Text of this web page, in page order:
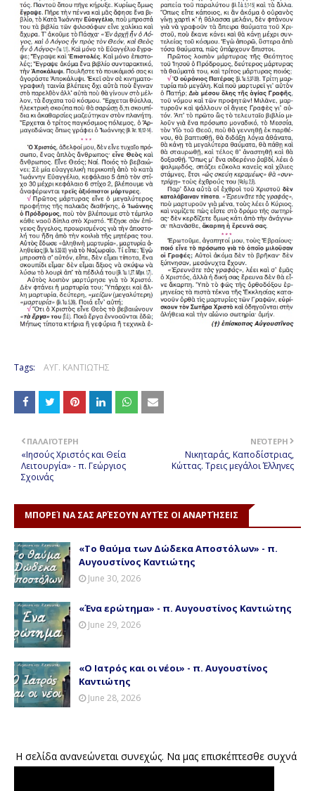
Tags: ΑΥΓ. ΚΑΝΤΙΩΤΗΣ
ΝΕΌΤΕΡΗ
Νικηταράς, Καποδίστριας,
Κώττας. Τρεις μεγάλοι Έλληνες
ΠΑΛΑΙΌΤΕΡΗ
«Ιησούς Χριστός και Θεία
Λειτουργία» - π. Γεώργιος
Σχοινάς
ΜΠΟΡΕΊ ΝΑ ΣΑΣ ΑΡΈΣΟΥΝ ΑΥΤΈΣ ΟΙ ΑΝΑΡΤΉΣΕΙΣ
«Το θαύμα των Δώδεκα Αποστόλων» - π.
Αυγουστίνος Καντιώτης
June 30, 2026
«Ένα ερώτημα» - π. Αυγουστίνος Καντιώτης
June 29, 2026
«Ο Ιατρός και οι νέοι» - π. Αυγουστίνος
Καντιώτης
June 28, 2026
Η σελίδα ανανεώνεται συνεχώς. Να μας επισκέπτεσθε συχνά